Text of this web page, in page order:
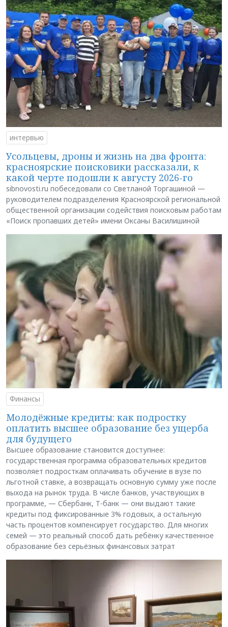
интервью
Усольцевы, дроны и жизнь на два фронта:
красноярские поисковики рассказали, к
какой черте подошли к августу 2026-го
sibnovosti.ru побеседовали со Светланой Торгашиной —
руководителем подразделения Красноярской региональной
общественной организации содействия поисковым работам
«Поиск пропавших детей» имени Оксаны Василишиной
Финансы
Молодёжные кредиты: как подростку
оплатить высшее образование без ущерба
для будущего
Высшее образование становится доступнее:
государственная программа образовательных кредитов
позволяет подросткам оплачивать обучение в вузе по
льготной ставке, а возвращать основную сумму уже после
выхода на рынок труда. В числе банков, участвующих в
программе, — Сбербанк, Т-банк — они выдают такие
кредиты под фиксированные 3% годовых, а остальную
часть процентов компенсирует государство. Для многих
семей — это реальный способ дать ребёнку качественное
образование без серьёзных финансовых затрат